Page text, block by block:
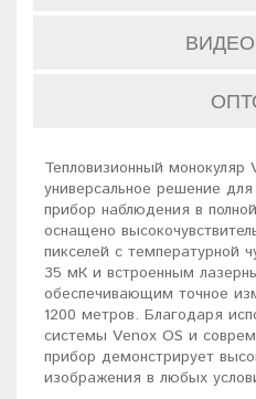
Тепловизионный
универсальное решение
прибор наблюдения в
оснащено
пикселей с температурной
35 мК и встроенным
обеспечивающим точное
1200 метров. Благодаря
системы Venox OS и
прибор демонстрирует
изображения в любых